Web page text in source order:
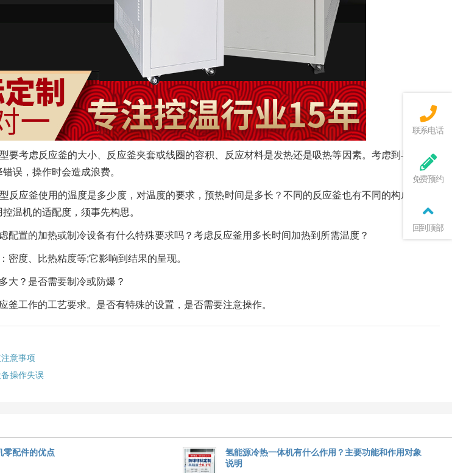
要考虑反应釜的大小、反应釜夹套或线圈的容积、反应材料是发热还是吸热等因素。考虑到与你做的
误，操作时会造成浪费。
反应釜使用的温度是多少度，对温度的要求，预热时间是多长？不同的反应釜也有不同的构成，所以
温机的适配度，须事先构思。
配置的加热或制冷设备有什么特殊要求吗？考虑反应釜用多长时间加热到所需温度？
密度、比热粘度等;它影响到结果的呈现。
大？是否需要制冷或防爆？
釜工作的工艺要求。是否有特殊的设置，是否需要注意操作。
意事项
操作失误
零配件的优点
氢能源冷热一体机有什么作用？主要功能和作用对象
说明
联系电话
免费预约
回到顶部